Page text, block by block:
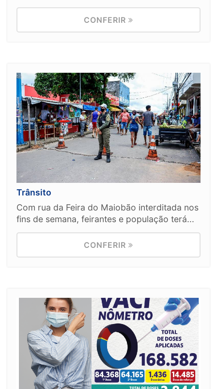
CONFERIR
Trânsito
Com rua da Feira do Maiobão interditada nos
fins de semana, feirantes e população terá...
CONFERIR